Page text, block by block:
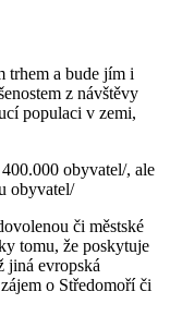
trhem a bude jím i
z návštěvy
populaci v zemi,
obyvatel/, ale
obyvatel/
či městské
tomu, že poskytuje
jiná evropská
o Středomoří či